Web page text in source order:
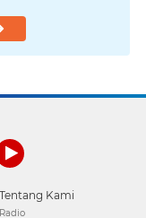
Tentang Kami